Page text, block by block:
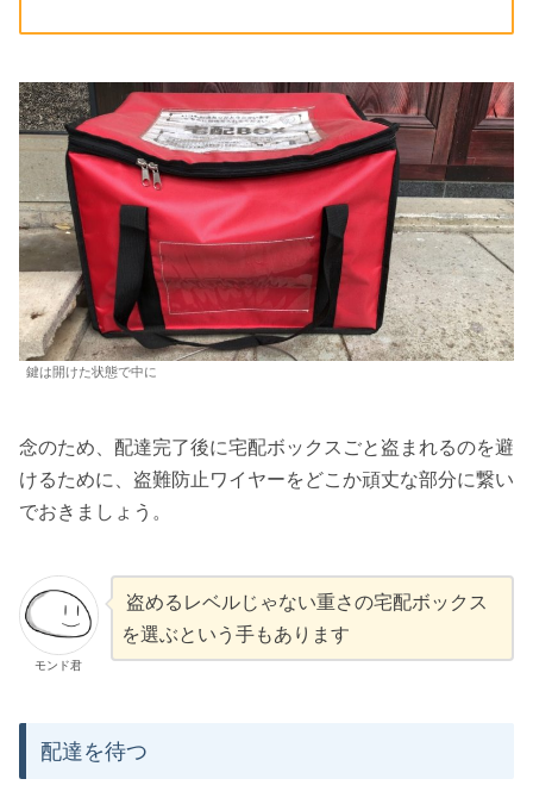
鍵は開けた状態で中に
念のため、配達完了後に宅配ボックスごと盗まれるのを避
けるために、盗難防止ワイヤーをどこか頑丈な部分に繋い
でおきましょう。
モンド君
盗めるレベルじゃない重さの宅配ボックス
を選ぶという手もあります
配達を待つ